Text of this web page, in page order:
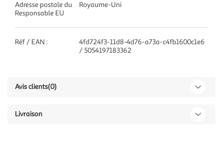
Adresse postale du
Responsable EU
Royaume-Uni
Réf / EAN :
4fd724f3-11d8-4d76-a73a-c4fb1600c1e6
/ 5054197183362
Avis clients(0)
Livraison